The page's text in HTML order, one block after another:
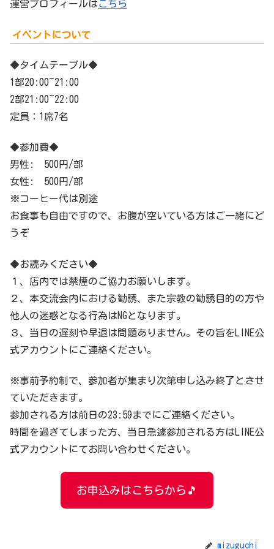
運営プロフィールはこちら
イベントについて
◆タイムテーブル◆
1部20:00~21:00
2部21:00~22:00
定員：1席7名
◆参加費◆
男性: 500円/部
女性: 500円/部
※コーヒー代は別途
お食事も自由ですので、お腹が空いている方はご一緒にど
うぞ
◆お読みください◆
１、店内では禁煙のご協力お願いします。
２、本交流会内における勧誘、また宗教の勧誘目的の方や
他人の迷惑となる行為はNGとなります。
３、当日の遅刻や早退は問題ありません。その旨をLINE公
式アカウントにご連絡ください。
※事前予約制で、参加者が集まり次第申し込み終了とさせ
ていただきます。
参加される方は前日の23:59までにご連絡ください。
時間を過ぎてしまった方、当日急遽参加される方はLINE公
式アカウントにてお問い合わせください。
お申込みはこちらから🎵
mizuguchi